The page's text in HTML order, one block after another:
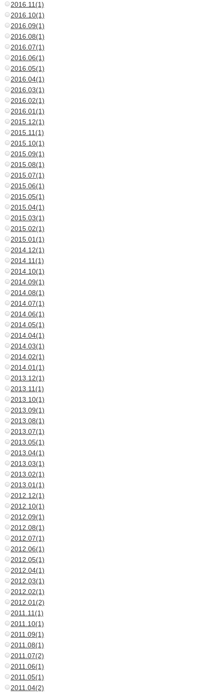
2016.11(1)
2016.10(1)
2016.09(1)
2016.08(1)
2016.07(1)
2016.06(1)
2016.05(1)
2016.04(1)
2016.03(1)
2016.02(1)
2016.01(1)
2015.12(1)
2015.11(1)
2015.10(1)
2015.09(1)
2015.08(1)
2015.07(1)
2015.06(1)
2015.05(1)
2015.04(1)
2015.03(1)
2015.02(1)
2015.01(1)
2014.12(1)
2014.11(1)
2014.10(1)
2014.09(1)
2014.08(1)
2014.07(1)
2014.06(1)
2014.05(1)
2014.04(1)
2014.03(1)
2014.02(1)
2014.01(1)
2013.12(1)
2013.11(1)
2013.10(1)
2013.09(1)
2013.08(1)
2013.07(1)
2013.05(1)
2013.04(1)
2013.03(1)
2013.02(1)
2013.01(1)
2012.12(1)
2012.10(1)
2012.09(1)
2012.08(1)
2012.07(1)
2012.06(1)
2012.05(1)
2012.04(1)
2012.03(1)
2012.02(1)
2012.01(2)
2011.11(1)
2011.10(1)
2011.09(1)
2011.08(1)
2011.07(2)
2011.06(1)
2011.05(1)
2011.04(2)